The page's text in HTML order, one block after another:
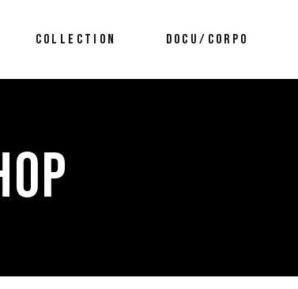
COLLECTION DOCU/CORPO